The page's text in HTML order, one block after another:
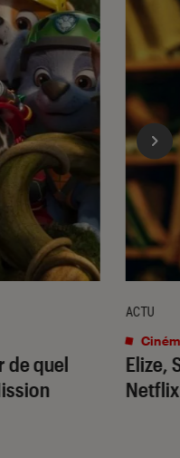
de quel
Elize,
ACTU